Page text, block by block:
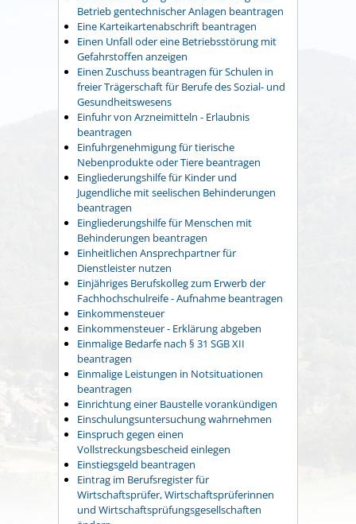
Betrieb gentechnischer Anlagen beantragen
Eine Karteikartenabschrift beantragen
Einen Unfall oder eine Betriebsstörung mit
Gefahrstoffen anzeigen
Einen Zuschuss beantragen für Schulen in
freier Trägerschaft für Berufe des Sozial- und
Gesundheitswesens
Einfuhr von Arzneimitteln - Erlaubnis
beantragen
Einfuhrgenehmigung für tierische
Nebenprodukte oder Tiere beantragen
Eingliederungshilfe für Kinder und
Jugendliche mit seelischen Behinderungen
beantragen
Eingliederungshilfe für Menschen mit
Behinderungen beantragen
Einheitlichen Ansprechpartner für
Dienstleister nutzen
Einjähriges Berufskolleg zum Erwerb der
Fachhochschulreife - Aufnahme beantragen
Einkommensteuer
Einkommensteuer - Erklärung abgeben
Einmalige Bedarfe nach § 31 SGB XII
beantragen
Einmalige Leistungen in Notsituationen
beantragen
Einrichtung einer Baustelle vorankündigen
Einschulungsuntersuchung wahrnehmen
Einspruch gegen einen
Vollstreckungsbescheid einlegen
Einstiegsgeld beantragen
Eintrag im Berufsregister für
Wirtschaftsprüfer, Wirtschaftsprüferinnen
und Wirtschaftsprüfungsgesellschaften